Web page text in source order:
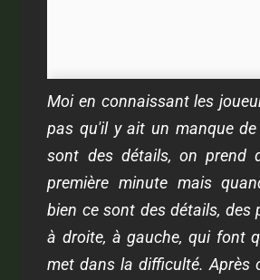
Moi en connaissant les
pas qu'il y ait un manque de
sont des détails, on prend
première minute mais
bien ce sont des détails, des
à droite, à gauche, qui font
met dans la difficulté. Après